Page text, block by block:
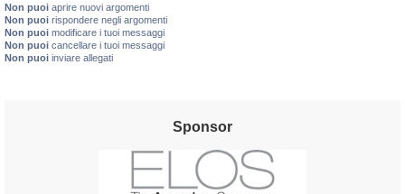
Non puoi aprire nuovi argomenti
Non puoi rispondere negli argomenti
Non puoi modificare i tuoi messaggi
Non puoi cancellare i tuoi messaggi
Non puoi inviare allegati
Sponsor